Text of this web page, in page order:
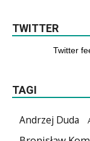
TWITTER
Twitter
TAGI
Andrzej Duda